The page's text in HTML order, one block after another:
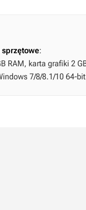
sprzętowe:
RAM, karta grafiki 2
7/8/8.1/10 64-